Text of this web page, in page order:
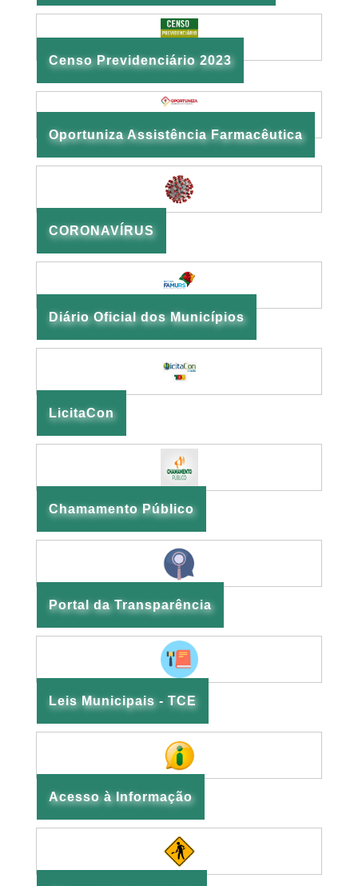
Censo Previdenciário 2023
Oportuniza Assistência Farmacêutica
CORONAVÍRUS
Diário Oficial dos Municípios
LicitaCon
Chamamento Público
Portal da Transparência
Leis Municipais - TCE
Acesso à Informação